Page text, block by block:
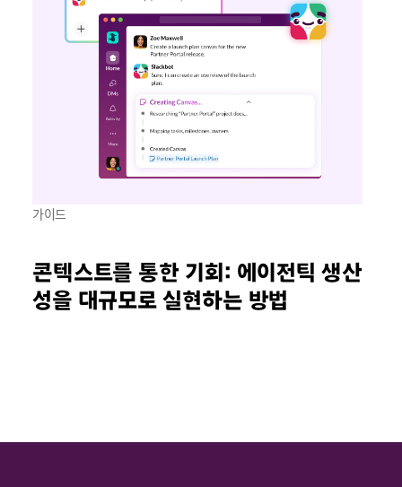
가이드
콘텍스트를 통한 기회: 에이전틱 생산
성을 대규모로 실현하는 방법